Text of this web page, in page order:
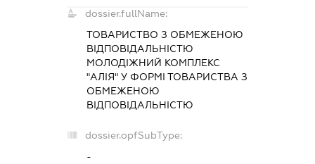
dossier.fullName:
ТОВАРИСТВО З ОБМЕЖЕНОЮ
ВІДПОВІДАЛЬНІСТЮ
МОЛОДІЖНИЙ КОМПЛЕКС
"АЛІЯ" У ФОРМІ ТОВАРИСТВА З
ОБМЕЖЕНОЮ
ВІДПОВІДАЛЬНІСТЮ
dossier.opfSubType:
-